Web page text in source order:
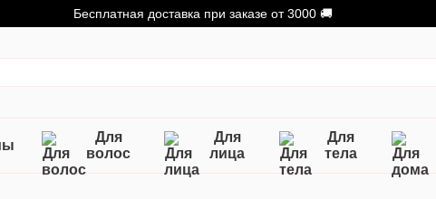
Бесплатная доставка при заказе от 3000 🚚
Для
волос
Для
лица
Для
тела